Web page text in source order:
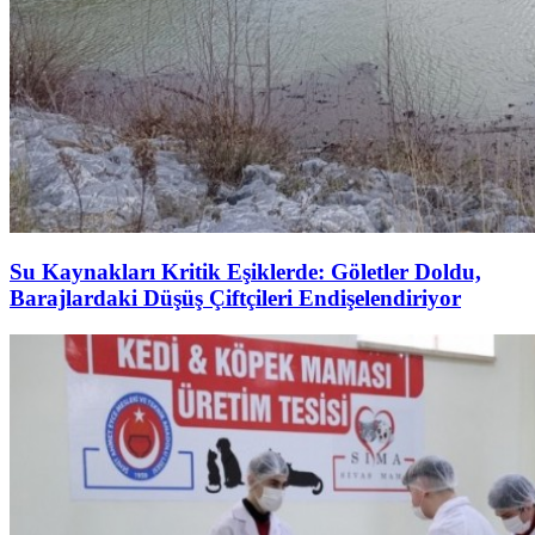
Su Kaynakları Kritik Eşiklerde: Göletler Doldu,
Barajlardaki Düşüş Çiftçileri Endişelendiriyor